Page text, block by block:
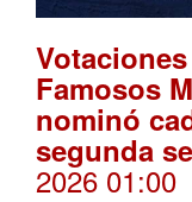
Famosos
nominó
segunda
2026 01:00